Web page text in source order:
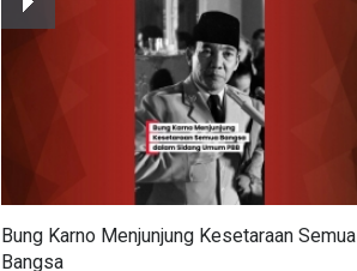
Bung Karno Menjunjung Kesetaraan Semua
Bangsa